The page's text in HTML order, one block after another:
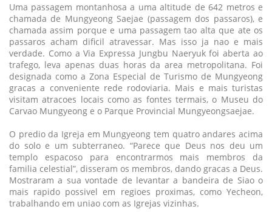
Uma passagem montanhosa a uma altitude de 642 metros e
chamada de Mungyeong Saejae (passagem dos passaros), e
chamada assim porque e uma passagem tao alta que ate os
passaros acham dificil atravessar. Mas isso ja nao e mais
verdade. Como a Via Expressa Jungbu Naeryuk foi aberta ao
trafego, leva apenas duas horas da area metropolitana. Foi
designada como a Zona Especial de Turismo de Mungyeong
gracas a conveniente rede rodoviaria. Mais e mais turistas
visitam atracoes locais como as fontes termais, o Museu do
Carvao Mungyeong e o Parque Provincial Mungyeongsaejae.
O predio da Igreja em Mungyeong tem quatro andares acima
do solo e um subterraneo. “Parece que Deus nos deu um
templo espacoso para encontrarmos mais membros da
familia celestial”, disseram os membros, dando gracas a Deus.
Mostraram a sua vontade de levantar a bandeira de Siao o
mais rapido possivel em regioes proximas, como Yecheon,
trabalhando em uniao com as Igrejas vizinhas.